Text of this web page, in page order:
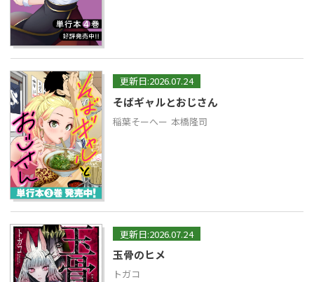
更新日:2026.07.24
そばギャルとおじさん
稲葉そーへー 本橋隆司
更新日:2026.07.24
玉骨のヒメ
トガコ